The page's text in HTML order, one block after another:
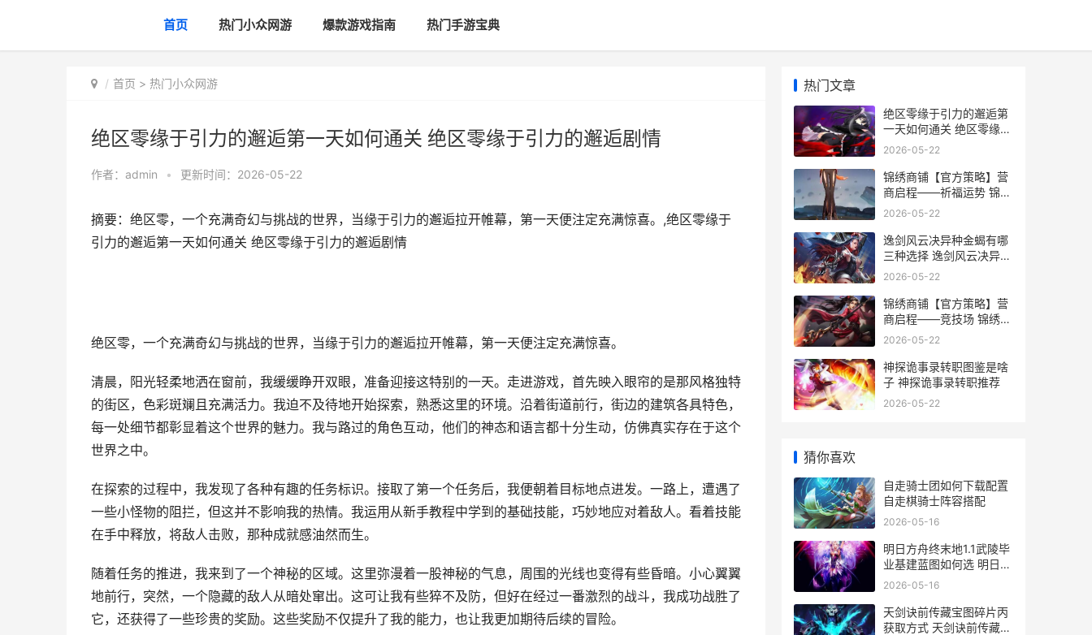
首页 热门小众网游 爆款游戏指南 热门手游宝典
首页 > 热门小众网游
绝区零缘于引力的邂逅第一天如何通关 绝区零缘于引力的邂逅剧情
作者： admin • 更新时间：2026-05-22
摘要：绝区零，一个充满奇幻与挑战的世界，当缘于引力的邂逅拉开帷幕，第一天便注定充满惊喜。,绝区零缘于
引力的邂逅第一天如何通关 绝区零缘于引力的邂逅剧情
绝区零，一个充满奇幻与挑战的世界，当缘于引力的邂逅拉开帷幕，第一天便注定充满惊喜。
清晨，阳光轻柔地洒在窗前，我缓缓睁开双眼，准备迎接这特别的一天。走进游戏，首先映入眼帘的是那风格独特
的街区，色彩斑斓且充满活力。我迫不及待地开始探索，熟悉这里的环境。沿着街道前行，街边的建筑各具特色，
每一处细节都彰显着这个世界的魅力。我与路过的角色互动，他们的神态和语言都十分生动，仿佛真实存在于这个
世界之中。
在探索的过程中，我发现了各种有趣的任务标识。接取了第一个任务后，我便朝着目标地点进发。一路上，遭遇了
一些小怪物的阻拦，但这并不影响我的热情。我运用从新手教程中学到的基础技能，巧妙地应对着敌人。看着技能
在手中释放，将敌人击败，那种成就感油然而生。
随着任务的推进，我来到了一个神秘的区域。这里弥漫着一股神秘的气息，周围的光线也变得有些昏暗。小心翼翼
地前行，突然，一个隐藏的敌人从暗处窜出。这可让我有些猝不及防，但好在经过一番激烈的战斗，我成功战胜了
它，还获得了一些珍贵的奖励。这些奖励不仅提升了我的能力，也让我更加期待后续的冒险。
热门文章
绝区零缘于引力的邂逅第
一天如何通关 绝区零缘于
引力的邂逅剧情
2026-05-22
锦绣商铺【官方策略】营
商启程——祈福运势 锦绣
商业中心售楼处
2026-05-22
逸剑风云决异种金蝎有哪
三种选择 逸剑风云决异种
金蝎在哪儿
2026-05-22
锦绣商铺【官方策略】营
商启程——竞技场 锦绣商
业中心售楼处
2026-05-22
神探诡事录转职图鉴是啥
子 神探诡事录转职推荐
2026-05-22
猜你喜欢
自走骑士团如何下载配置
自走棋骑士阵容搭配
2026-05-16
明日方舟终末地1.1武陵毕
业基建蓝图如何选 明日方
舟终末地多少g
2026-05-16
天剑诀前传藏宝图碎片丙
获取方式 天剑诀前传藏宝